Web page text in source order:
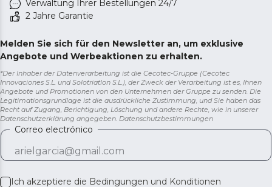
Verwaltung Ihrer Bestellungen 24/7
2 Jahre Garantie
Melden Sie sich für den Newsletter an, um exklusive
Angebote und Werbeaktionen zu erhalten.
*Der Inhaber der Datenverarbeitung ist die Cecotec-Gruppe (Cecotec
Innovaciones S.L. und Solotriatlon S.L.), der Zweck der Verarbeitung ist es, Ihnen
Angebote und Promotionen von den Unternehmen der Gruppe zu senden. Die
Legitimationsgrundlage ist die ausdrückliche Zustimmung, und Sie haben das
Recht auf Zugang, Berichtigung, Löschung und andere Rechte, wie in unserer
Datenschutzerklärung angegeben. Datenschutzbestimmungen
Correo electrónico
Ich akzeptiere die Bedingungen und Konditionen